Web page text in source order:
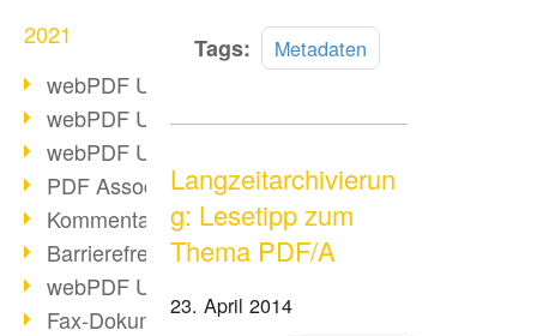
2021
webPDF Update 8.0.0.2376
webPDF Update 8.0.0.2374
webPDF Update 8.0.0.2372
PDF Association 2021 Entwicklungen
Kommentare im PDF einfügen
Barrierefreie PDF-Dokumente (3/3)
webPDF Update 8.0.0.2338
Fax-Dokumente in Workflow
Tags: Metadaten
Langzeitarchivierun
g: Lesetipp zum
Thema PDF/A
23. April 2014